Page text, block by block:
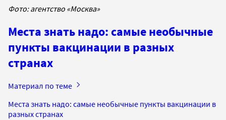
Фото: агентство «Москва»
Места знать надо: самые необычные
пункты вакцинации в разных
странах
Материал по теме
Места знать надо: самые необычные пункты вакцинации в
разных странах